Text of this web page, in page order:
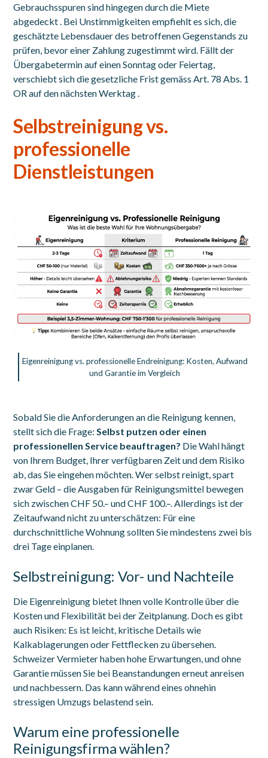
Gebrauchsspuren sind hingegen durch die Miete
abgedeckt . Bei Unstimmigkeiten empfiehlt es sich, die
geschätzte Lebensdauer des betroffenen Gegenstands zu
prüfen, bevor einer Zahlung zugestimmt wird. Fällt der
Übergabetermin auf einen Sonntag oder Feiertag,
verschiebt sich die gesetzliche Frist gemäss Art. 78 Abs. 1
OR auf den nächsten Werktag .
Selbstreinigung vs.
professionelle
Dienstleistungen
Eigenreinigung vs. professionelle Endreinigung: Kosten, Aufwand
und Garantie im Vergleich
Sobald Sie die Anforderungen an die Reinigung kennen,
stellt sich die Frage: Selbst putzen oder einen
professionellen Service beauftragen? Die Wahl hängt
von Ihrem Budget, Ihrer verfügbaren Zeit und dem Risiko
ab, das Sie eingehen möchten. Wer selbst reinigt, spart
zwar Geld – die Ausgaben für Reinigungsmittel bewegen
sich zwischen CHF 50.– und CHF 100.–. Allerdings ist der
Zeitaufwand nicht zu unterschätzen: Für eine
durchschnittliche Wohnung sollten Sie mindestens zwei bis
drei Tage einplanen.
Selbstreinigung: Vor- und Nachteile
Die Eigenreinigung bietet Ihnen volle Kontrolle über die
Kosten und Flexibilität bei der Zeitplanung. Doch es gibt
auch Risiken: Es ist leicht, kritische Details wie
Kalkablagerungen oder Fettflecken zu übersehen.
Schweizer Vermieter haben hohe Erwartungen, und ohne
Garantie müssen Sie bei Beanstandungen erneut anreisen
und nachbessern. Das kann während eines ohnehin
stressigen Umzugs belastend sein.
Warum eine professionelle
Reinigungsfirma wählen?